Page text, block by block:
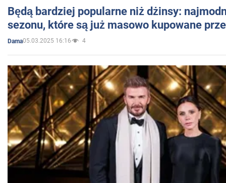
Będą bardziej popularne niż dżinsy:
sezonu, które są już masowo kupowane
Dama05.03.2025 16:16 4